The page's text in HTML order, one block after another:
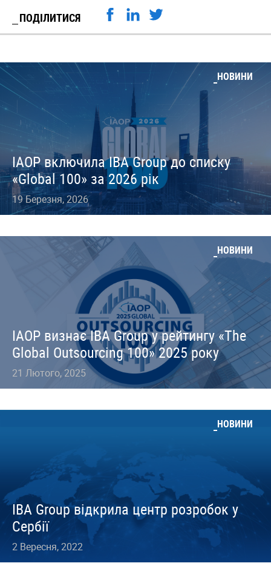
ПОДІЛИТИСЯ
НОВИНИ
IAOP включила IBA Group до списку
«Global 100» за 2026 рік
19 Березня, 2026
НОВИНИ
IAOP визнає IBA Group у рейтингу «The
Global Outsourcing 100» 2025 року
21 Лютого, 2025
НОВИНИ
IBA Group відкрила центр розробок у
Сербії
2 Вересня, 2022